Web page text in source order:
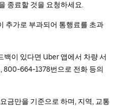
종료할 것을 요청하세요.
추가로 부과되어 통행료를 초과
백이 있다면 Uber 앱에서 차량 서
800-664-1378번으로 전화 등의
금만을 기준으로 하며, 지역, 교통